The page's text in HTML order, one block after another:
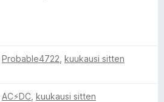
Probable4722 kuukausi sitten
AC⚡️DC kuukausi sitten